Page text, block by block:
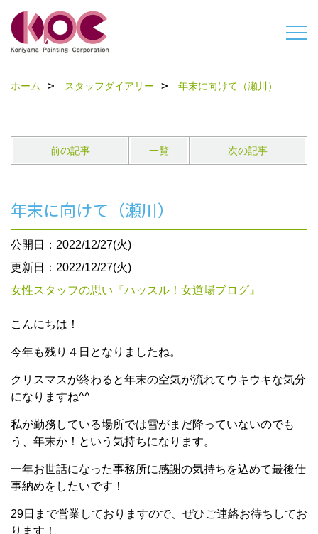
ホーム スタッフダイアリー 年末に向けて（瀬川）
前の記事 一覧 次の記事
年末に向けて（瀬川）
公開日：2022/12/27(火)
更新日：2022/12/27(火)
女性スタッフの思い『ハッスル！女道場ブログ』
こんにちは！
今年も残り４日となりましたね。
クリスマスが終わると年末の空気が流れてウキウキな気分
になりますね^^
私が勤務している場所では雪がまだ降っていないのでも
う、年末か！という気持ちになります。
一年お世話になった事務所に感謝の気持ちを込めて最後仕
事納めをしたいです！
29日まで営業しておりますので、ぜひご連絡お待ちしてお
ります！